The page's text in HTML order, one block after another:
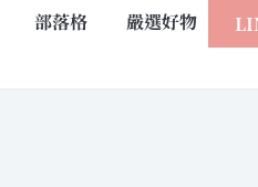
部落格 嚴選好物